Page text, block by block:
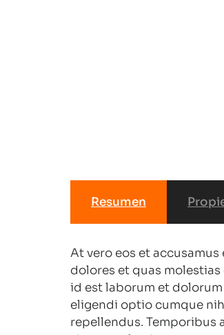
Resumen
At vero eos et
dolores et quas
id est laborum et
eligendi optio cumque
repellendus. Temporibus